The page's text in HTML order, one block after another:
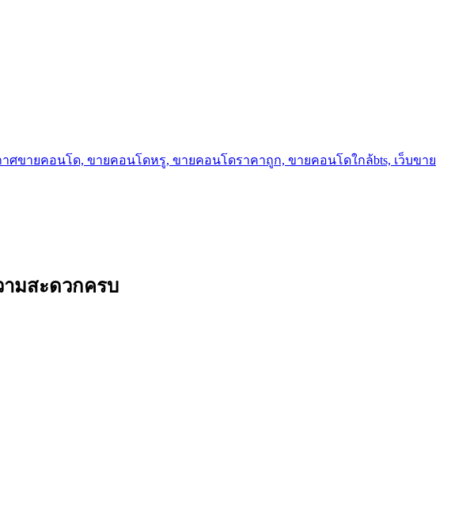
ขายคอนโด, ขายคอนโดหรู, ขายคอนโดราคาถูก, ขายคอนโดใกล้bts, เว็บขาย
มสะดวกครบ